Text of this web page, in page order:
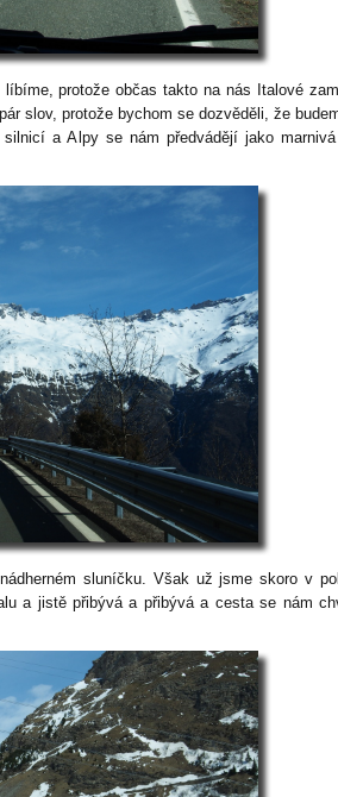
protože občas takto na nás Italové
slov, protože bychom se dozvěděli, že
silnicí a Alpy se nám předvádějí jako
sluníčku. Však už jsme skoro v
a jistě přibývá a přibývá a cesta se nám